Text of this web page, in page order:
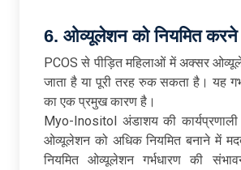
6. ओव्यूलेशन को नियमित करने
PCOS से पीड़ित महिलाओं में अक्सर
जाता है या पूरी तरह रुक सकता है। यह
का एक प्रमुख कारण है।
Myo-Inositol अंडाशय की
ओव्यूलेशन को अधिक नियमित बनाने में
नियमित ओव्यूलेशन गर्भधारण की